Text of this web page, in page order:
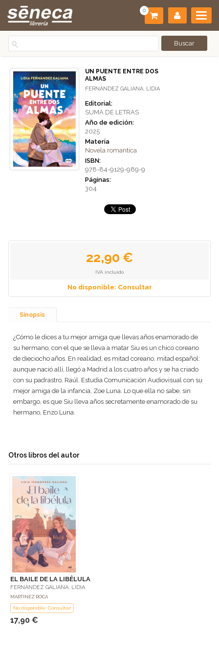
0
UN PUENTE ENTRE DOS
ALMAS
FERNÁNDEZ GALIANA, LIDIA
Editorial:
SUMA DE LETRAS
Año de edición:
2025
Materia
Novela romantica
ISBN:
978-84-9129-989-9
Páginas:
304
22,90 €
IVA incluido
No disponible: Consultar
Sinopsis
¿Cómo le dices a tu mejor amiga que llevas años enamorado de
su hermano, con el que se lleva a matar Siu es un chico coreano
de dieciocho años. En realidad, es mitad coreano, mitad español:
aunque nació allí, llegó a Madrid a los cuatro años y se ha criado
con su padrastro, Raúl. Estudia Comunicación Audiovisual con su
mejor amiga de la infancia, Zoe Luna. Lo que ella no sabe, sin
embargo, es que Siu lleva años secretamente enamorado de su
hermano, Enzo Luna.
Otros libros del autor
EL BAILE DE LA LIBÉLULA
FERNÁNDEZ GALIANA, LIDIA
MARTINEZ ROCA
No disponible: Consultar
17,90 €